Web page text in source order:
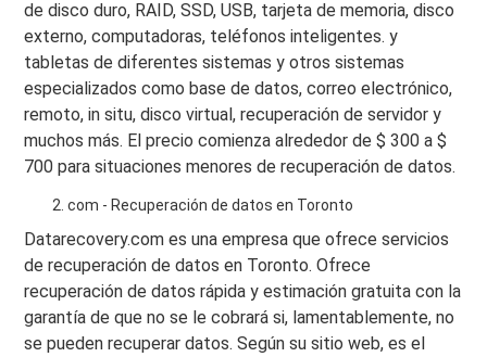
de disco duro, RAID, SSD, USB, tarjeta de memoria, disco
externo, computadoras, teléfonos inteligentes. y
tabletas de diferentes sistemas y otros sistemas
especializados como base de datos, correo electrónico,
remoto, in situ, disco virtual, recuperación de servidor y
muchos más. El precio comienza alrededor de $ 300 a $
700 para situaciones menores de recuperación de datos.
com - Recuperación de datos en Toronto
Datarecovery.com es una empresa que ofrece servicios
de recuperación de datos en Toronto. Ofrece
recuperación de datos rápida y estimación gratuita con la
garantía de que no se le cobrará si, lamentablemente, no
se pueden recuperar datos. Según su sitio web, es el